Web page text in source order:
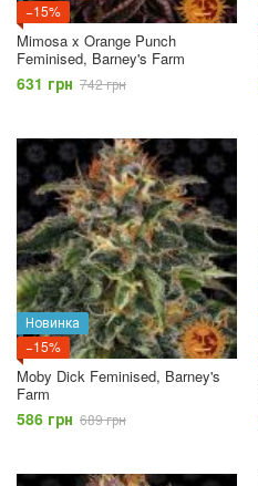
−15%
Mimosa x Orange Punch
Feminised, Barney's Farm
631 грн 742 грн
Новинка
−15%
Moby Dick Feminised, Barney's
Farm
586 грн 689 грн